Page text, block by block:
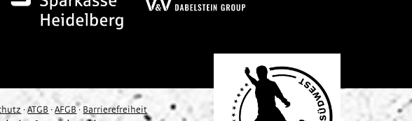
·ATGB ·AFGB· Barrierefreiheit